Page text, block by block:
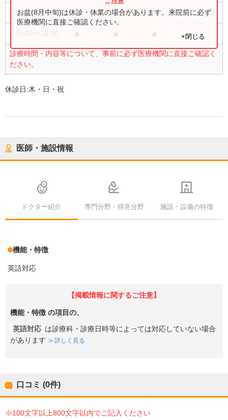
14:00〜17:00 ●
診療時間・内容等について、事前に必ず医療機関に直接ご確認く
ださい。
お盆(8月中旬)は休診・休業の場合があります。来院前に必ず
医療機関に直接ご確認ください。
×閉じる
休診日:木・日・祝
医師・施設情報
ドクター紹介 専門分野・得意分野 施設・設備の特徴
機能・特徴
英語対応
【掲載情報に関するご注意】
機能・特徴 の項目の、
英語対応 は診療科・診療日時等によっては対応していない場合
があります
詳しく見る
口コミ (0件)
※100文字以上800文字以内でご記入ください